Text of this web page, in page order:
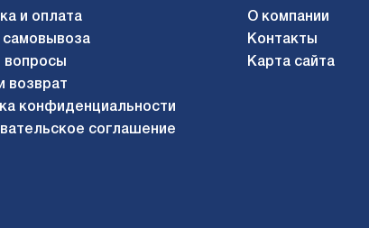
и оплата
самовывоза
вопросы
возврат
конфиденциальности
соглашение
О компании
Контакты
Карта сайта